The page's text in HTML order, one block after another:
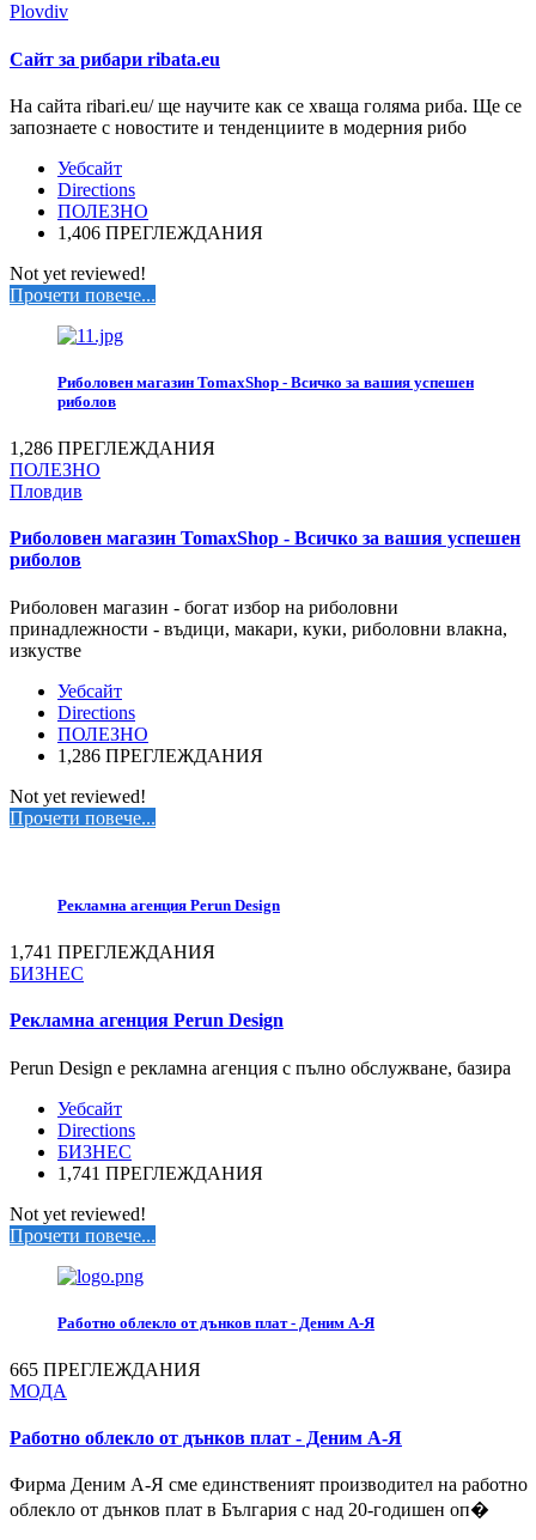
Plovdiv
Сайт за рибари ribata.eu
На сайта ribari.eu/ ще научите как се хваща голяма риба. Ще се
запознаете с новостите и тенденциите в модерния рибо
Уебсайт
Directions
ПОЛЕЗНО
1,406 ПРЕГЛЕЖДАНИЯ
Not yet reviewed!
Прочети повече...
Риболовен магазин TomaxShop - Всичко за вашия успешен
риболов
1,286 ПРЕГЛЕЖДАНИЯ
ПОЛЕЗНО
Пловдив
Риболовен магазин TomaxShop - Всичко за вашия успешен
риболов
Риболовен магазин - богат избор на риболовни
принадлежности - въдици, макари, куки, риболовни влакна,
изкустве
Уебсайт
Directions
ПОЛЕЗНО
1,286 ПРЕГЛЕЖДАНИЯ
Not yet reviewed!
Прочети повече...
Рекламна агенция Perun Design
1,741 ПРЕГЛЕЖДАНИЯ
БИЗНЕС
Рекламна агенция Perun Design
Perun Design е рекламна агенция с пълно обслужване, базира
Уебсайт
Directions
БИЗНЕС
1,741 ПРЕГЛЕЖДАНИЯ
Not yet reviewed!
Прочети повече...
Работно облекло от дънков плат - Деним А-Я
665 ПРЕГЛЕЖДАНИЯ
МОДА
Работно облекло от дънков плат - Деним А-Я
Фирма Деним А-Я сме единственият производител на работно
облекло от дънков плат в България с над 20-годишен оп�